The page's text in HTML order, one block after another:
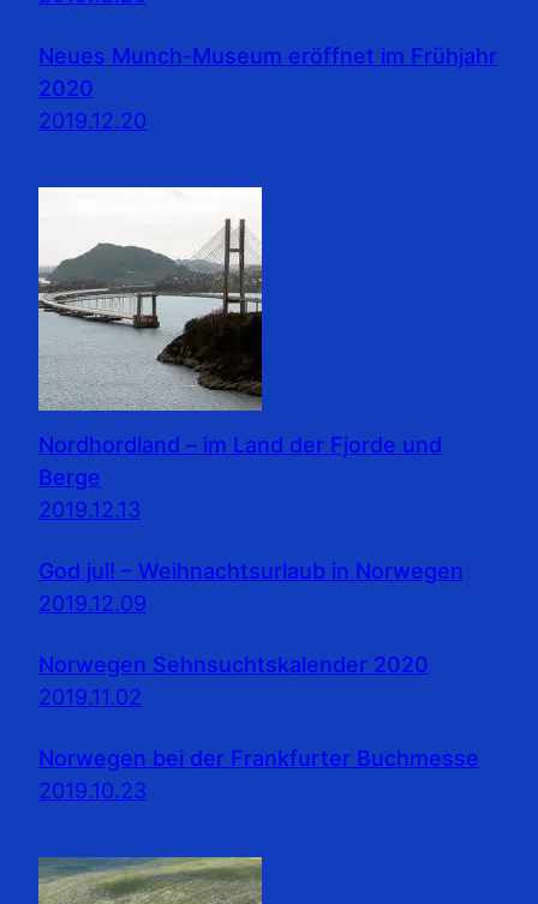
Neues Munch-Museum eröffnet im Frühjahr
2020
2019.12.20
Nordhordland – im Land der Fjorde und
Berge
2019.12.13
God jul! – Weihnachtsurlaub in Norwegen
2019.12.09
Norwegen Sehnsuchtskalender 2020
2019.11.02
Norwegen bei der Frankfurter Buchmesse
2019.10.23